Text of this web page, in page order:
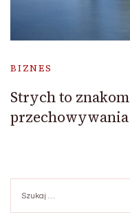
BIZNES
Strych to